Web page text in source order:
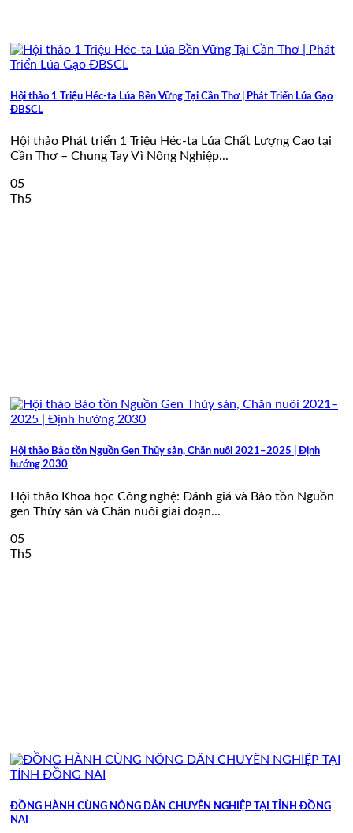
Hội thảo 1 Triệu Héc-ta Lúa Bền Vững Tại Cần Thơ | Phát Triển Lúa Gạo
ĐBSCL
Hội thảo Phát triển 1 Triệu Héc-ta Lúa Chất Lượng Cao tại
Cần Thơ – Chung Tay Vì Nông Nghiệp...
05
Th5
Hội thảo Bảo tồn Nguồn Gen Thủy sản, Chăn nuôi 2021–2025 | Định
hướng 2030
Hội thảo Khoa học Công nghệ: Đánh giá và Bảo tồn Nguồn
gen Thủy sản và Chăn nuôi giai đoạn...
05
Th5
ĐỒNG HÀNH CÙNG NÔNG DÂN CHUYÊN NGHIỆP TẠI TỈNH ĐỒNG
NAI